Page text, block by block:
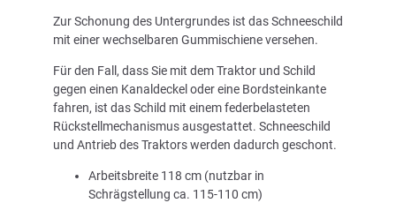
Zur Schonung des Untergrundes ist das Schneeschild
mit einer wechselbaren Gummischiene versehen.
Für den Fall, dass Sie mit dem Traktor und Schild
gegen einen Kanaldeckel oder eine Bordsteinkante
fahren, ist das Schild mit einem federbelasteten
Rückstellmechanismus ausgestattet. Schneeschild
und Antrieb des Traktors werden dadurch geschont.
Arbeitsbreite 118 cm (nutzbar in
Schrägstellung ca. 115-110 cm)